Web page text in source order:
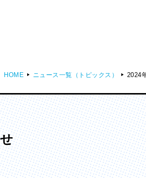
学部
形学科
HOME ニュース一覧（トピックス） 2024